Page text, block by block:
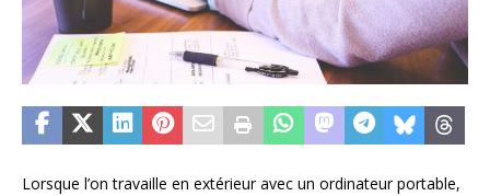
Lorsque l’on travaille en extérieur avec un ordinateur portable,